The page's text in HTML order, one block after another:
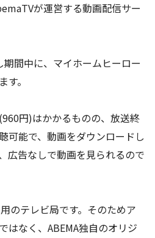
が運営する動画配信サー
間中に、マイホームヒーロー
。
円)はかかるものの、放送終
可能で、動画をダウンロードし
広告なしで動画を見られるので
のテレビ局です。そのためア
はなく、ABEMA独自のオリジ